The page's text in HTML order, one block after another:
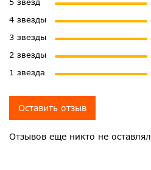
Отзывов еще никто не оставлял
4 звезды
3 звезды
2 звезды
1 звезда
Оставить отзыв